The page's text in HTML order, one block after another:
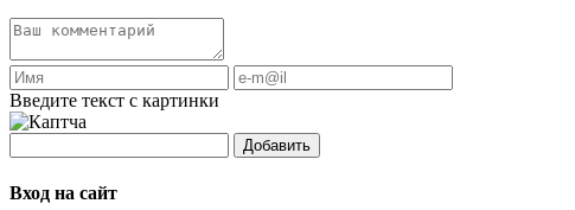
Введите текст с картинки
Добавить
Вход на сайт